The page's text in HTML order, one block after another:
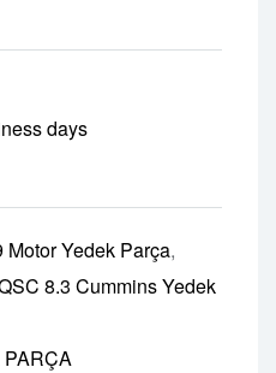
days
Motor Yedek Parça,
8.3 Cummins Yedek